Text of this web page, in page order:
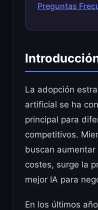
Preguntas
La adopción
artificial se ha
principal para
competitivos.
buscan
costes, surge la
mejor IA para
En los últimos